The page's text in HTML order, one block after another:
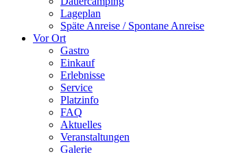
Lageplan
Späte Anreise / Spontane Anreise
Vor Ort
Gastro
Einkauf
Erlebnisse
Service
Platzinfo
FAQ
Aktuelles
Veranstaltungen
Galerie